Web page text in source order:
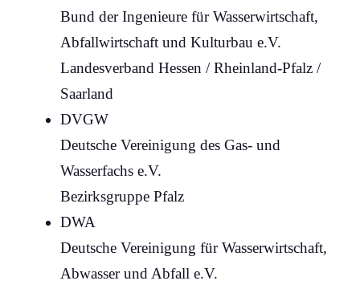
Bund der Ingenieure fürWasserwirtschaft,
Abfallwirtschaft und Kulturbau e.V.
Landesverband Hessen / Rheinland-Pfalz /
Saarland
DVGW
Deutsche Vereinigung des Gas- und
Wasserfachs e.V.
Bezirksgruppe Pfalz
DWA
Deutsche Vereinigung für Wasserwirtschaft,
Abwasserund Abfall e.V.